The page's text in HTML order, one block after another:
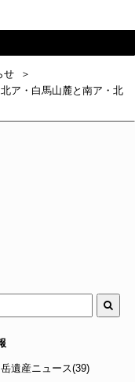
せ
ア・白馬山麓と南ア・北
遺産ニュース(39)